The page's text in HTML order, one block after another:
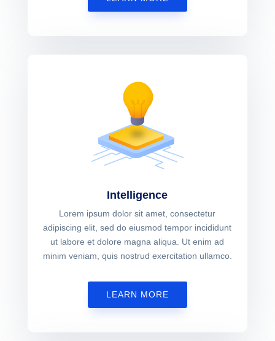
Intelligence
Lorem ipsum dolor sit amet, consectetur
adipiscing elit, sed do eiusmod tempor incididunt
ut labore et dolore magna aliqua. Ut enim ad
minim veniam, quis nostrud exercitation ullamco.
LEARN MORE